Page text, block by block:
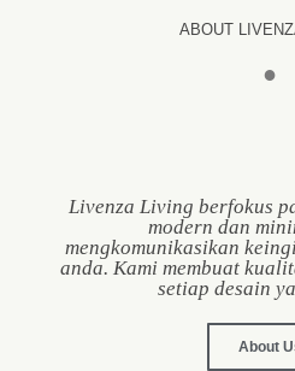
ABOUT
●
Livenza Living berfokus
modern dan
mengkomunikasikan
anda. Kami membuat
setiap desain
About